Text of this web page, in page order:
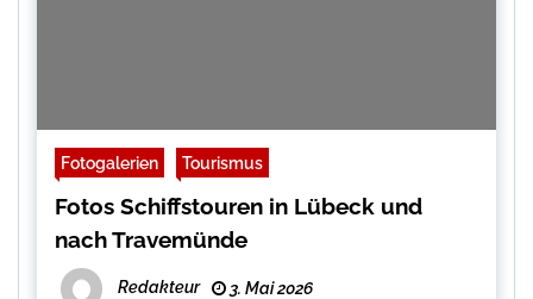
Fotogalerien Tourismus
Fotos Schiffstouren in Lübeck und
nach Travemünde
Redakteur 3. Mai 2026